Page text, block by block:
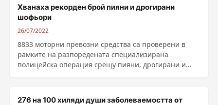
Хванаха рекорден брой пияни и дрогирани
шофьори
26/07/2022
8833 моторни превозни средства са проверени в
рамките на разпоредената специализирана
полицейска операция срещу пияни, дрогирани и
276 на 100 хиляди души заболеваемостта от